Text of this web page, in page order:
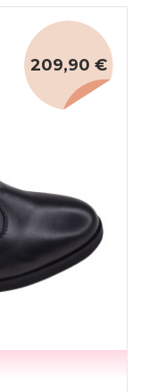
209,90 €